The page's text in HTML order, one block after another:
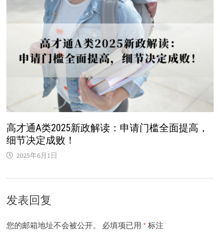
高才通A类2025新政解读：申请门槛全面提高，
细节决定成败！
2025年6月1日
发表回复
您的邮箱地址不会被公开。 必填项已用 * 标注